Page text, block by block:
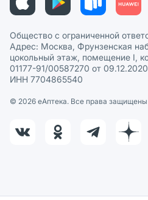
Общество с ограниченной
Адрес: Москва, Фрунзенская
цокольный этаж, помещение I,
01177-91/00587270 от
ИНН 7704865540
© 2026 eАптека. Все права защищены